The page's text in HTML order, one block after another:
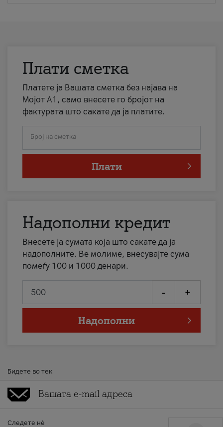
Плати сметка
Платете ја Вашата сметка без најава на
Мојот А1, само внесете го бројот на
фактурата што сакате да ја платите.
Број на сметка
Плати
Надополни кредит
Внесете ја сумата која што сакате да ја
надополните. Ве молиме, внесувајте сума
помеѓу 100 и 1000 денари.
- +
Надополни
Бидете во тек
Следете нè